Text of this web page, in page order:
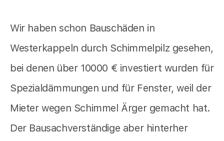
Wir haben schon Bauschäden in
Westerkappeln durch Schimmelpilz gesehen,
bei denen über 10000 € investiert wurden für
Spezialdämmungen und für Fenster, weil der
Mieter wegen Schimmel Ärger gemacht hat.
Der Bausachverständige aber hinterher